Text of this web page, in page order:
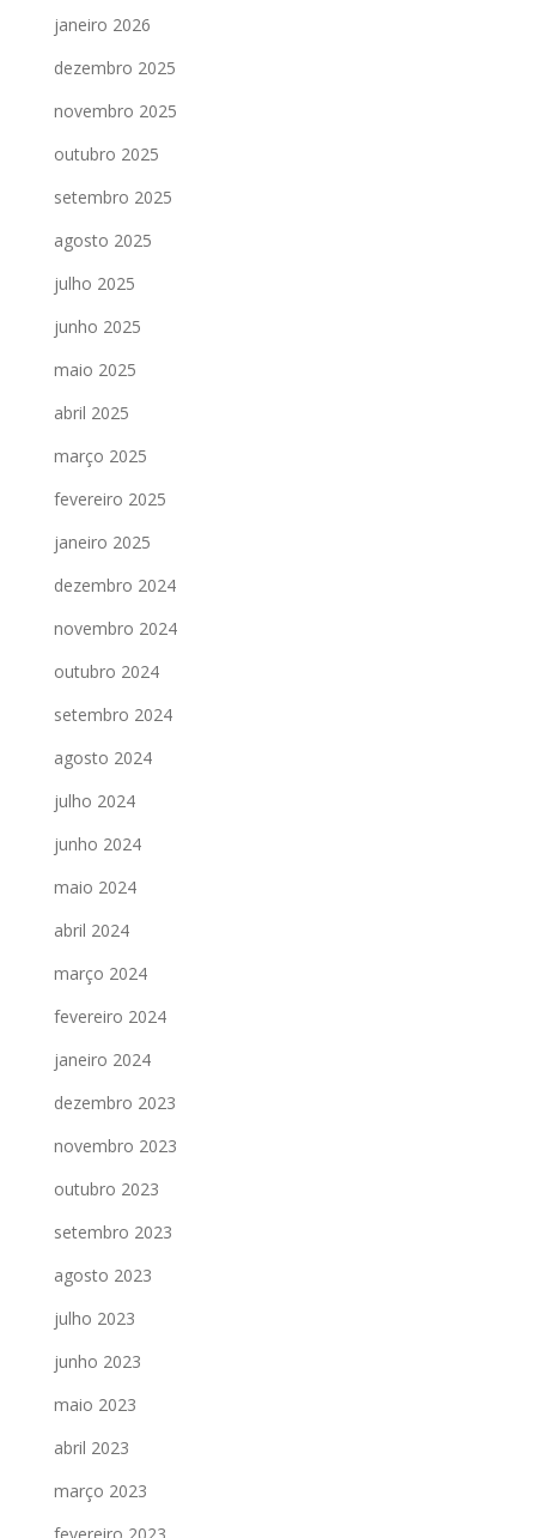
janeiro 2026
dezembro 2025
novembro 2025
outubro 2025
setembro 2025
agosto 2025
julho 2025
junho 2025
maio 2025
abril 2025
março 2025
fevereiro 2025
janeiro 2025
dezembro 2024
novembro 2024
outubro 2024
setembro 2024
agosto 2024
julho 2024
junho 2024
maio 2024
abril 2024
março 2024
fevereiro 2024
janeiro 2024
dezembro 2023
novembro 2023
outubro 2023
setembro 2023
agosto 2023
julho 2023
junho 2023
maio 2023
abril 2023
março 2023